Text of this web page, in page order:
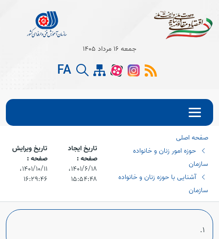
جمعه 16 مرداد 1405
FA
صفحه اصلی
حوزه امور زنان و خانواده
سازمان
آشنایی با حوزه زنان و خانواده
سازمان
تاریخ ایجاد
صفحه :
۱۴۰۱/۶/۱۸،‏
۱۵:۵۴:۴۸
تاریخ ویرایش
صفحه :
۱۴۰۱/۱۰/۱۱،‏
۱۶:۲۹:۴۶